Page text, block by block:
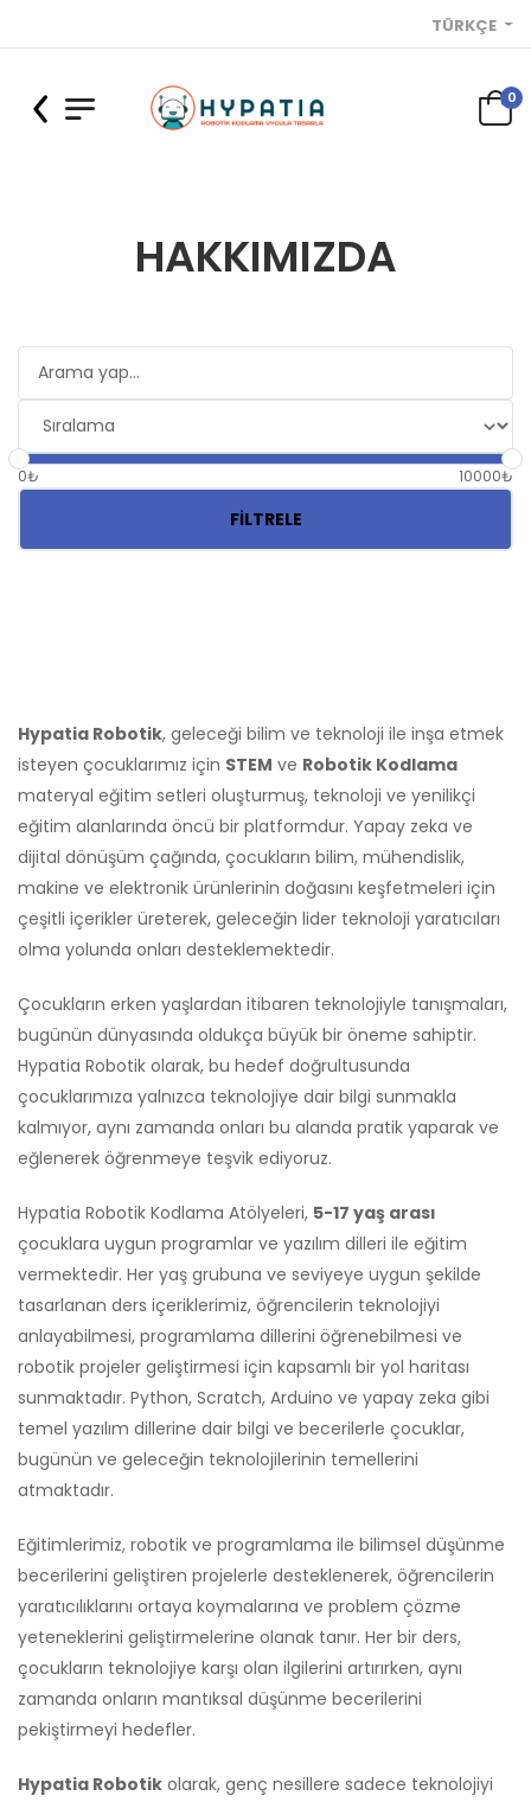
TÜRKÇE
0
HAKKIMIZDA
0₺ 10000₺
FILTRELE
Hypatia Robotik, geleceği bilim ve teknoloji ile inşa etmek
isteyen çocuklarımız için STEM ve Robotik Kodlama
materyal eğitim setleri oluşturmuş, teknoloji ve yenilikçi
eğitim alanlarında öncü bir platformdur. Yapay zeka ve
dijital dönüşüm çağında, çocukların bilim, mühendislik,
makine ve elektronik ürünlerinin doğasını keşfetmeleri için
çeşitli içerikler üreterek, geleceğin lider teknoloji yaratıcıları
olma yolunda onları desteklemektedir.
Çocukların erken yaşlardan itibaren teknolojiyle tanışmaları,
bugünün dünyasında oldukça büyük bir öneme sahiptir.
Hypatia Robotik olarak, bu hedef doğrultusunda
çocuklarımıza yalnızca teknolojiye dair bilgi sunmakla
kalmıyor, aynı zamanda onları bu alanda pratik yaparak ve
eğlenerek öğrenmeye teşvik ediyoruz.
Hypatia Robotik Kodlama Atölyeleri, 5-17 yaş arası
çocuklara uygun programlar ve yazılım dilleri ile eğitim
vermektedir. Her yaş grubuna ve seviyeye uygun şekilde
tasarlanan ders içeriklerimiz, öğrencilerin teknolojiyi
anlayabilmesi, programlama dillerini öğrenebilmesi ve
robotik projeler geliştirmesi için kapsamlı bir yol haritası
sunmaktadır. Python, Scratch, Arduino ve yapay zeka gibi
temel yazılım dillerine dair bilgi ve becerilerle çocuklar,
bugünün ve geleceğin teknolojilerinin temellerini
atmaktadır.
Eğitimlerimiz, robotik ve programlama ile bilimsel düşünme
becerilerini geliştiren projelerle desteklenerek, öğrencilerin
yaratıcılıklarını ortaya koymalarına ve problem çözme
yeteneklerini geliştirmelerine olanak tanır. Her bir ders,
çocukların teknolojiye karşı olan ilgilerini artırırken, aynı
zamanda onların mantıksal düşünme becerilerini
pekiştirmeyi hedefler.
Hypatia Robotik olarak, genç nesillere sadece teknolojiyi